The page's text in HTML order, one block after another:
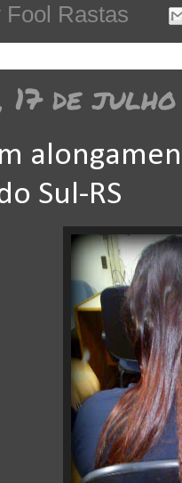
Fool Rastas
de julho
Sul-RS